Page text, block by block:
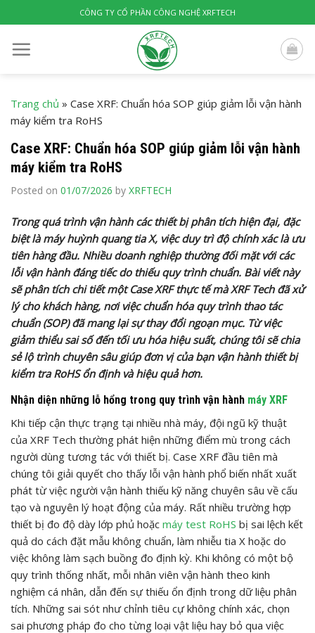
to
content
CÔNG TY CỔ PHẦN CÔNG NGHỆ XRFTECH
Trang chủ » Case XRF: Chuẩn hóa SOP giúp giảm lỗi vận hành
máy kiểm tra RoHS
Case XRF: Chuẩn hóa SOP giúp giảm lỗi vận hành
máy kiểm tra RoHS
Posted on 01/07/2026 by XRFTECH
Trong quá trình vận hành các thiết bị phân tích hiện đại, đặc
biệt là máy huỳnh quang tia X, việc duy trì độ chính xác là ưu
tiên hàng đầu. Nhiều doanh nghiệp thường đối mặt với các
lỗi vận hành đáng tiếc do thiếu quy trình chuẩn. Bài viết này
sẽ phân tích chi tiết một Case XRF thực tế mà XRF Tech đã xử
lý cho khách hàng, nơi việc chuẩn hóa quy trình thao tác
chuẩn (SOP) đã mang lại sự thay đổi ngoạn mục. Từ việc
giảm thiểu sai số đến tối ưu hóa hiệu suất, chúng tôi sẽ chia
sẻ lộ trình chuyên sâu giúp đơn vị của bạn vận hành thiết bị
kiểm tra RoHS ổn định và hiệu quả hơn.
Nhận diện những lỗ hổng trong quy trình vận hành máy XRF
Khi tiếp cận thực trạng tại nhiều nhà máy, đội ngũ kỹ thuật
của XRF Tech thường phát hiện những điểm mù trong cách
người dùng tương tác với thiết bị. Case XRF đầu tiên mà
chúng tôi giải quyết cho thấy lỗi vận hành phổ biến nhất xuất
phát từ việc người vận hành thiếu kỹ năng chuyên sâu về cấu
tạo và nguyên lý hoạt động của máy. Rất nhiều trường hợp
thiết bị đo độ dày lớp phủ hoặc máy test RoHS bị sai lệch kết
quả do cách đặt mẫu không chuẩn, làm nhiễu tia X hoặc do
việc không làm sạch buồng đo định kỳ. Khi không có một bộ
quy trình thống nhất, mỗi nhân viên vận hành theo kinh
nghiệm cá nhân, dẫn đến sự thiếu ổn định trong dữ liệu phân
tích. Những sai sót như chỉnh tiêu cự không chính xác, chọn
sai phương pháp đo cho từng loại vật liệu hay bỏ qua việc